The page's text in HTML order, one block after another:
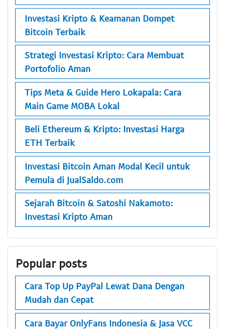
Investasi Kripto & Keamanan Dompet
Bitcoin Terbaik
Strategi Investasi Kripto: Cara Membuat
Portofolio Aman
Tips Meta & Guide Hero Lokapala: Cara
Main Game MOBA Lokal
Beli Ethereum & Kripto: Investasi Harga
ETH Terbaik
Investasi Bitcoin Aman Modal Kecil untuk
Pemula di JualSaldo.com
Sejarah Bitcoin & Satoshi Nakamoto:
Investasi Kripto Aman
Popular posts
Cara Top Up PayPal Lewat Dana Dengan
Mudah dan Cepat
Cara Bayar OnlyFans Indonesia & Jasa VCC